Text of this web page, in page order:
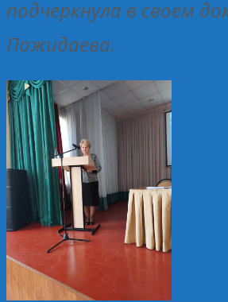
подчеркнула в своем
Пожидаева.